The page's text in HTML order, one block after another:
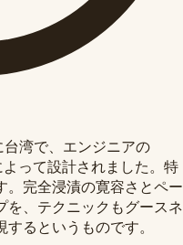
湾で、エンジニアの
って設計されました。特
。完全浸漬の寛容さとペー
を、テクニックもグースネ
るというものです。